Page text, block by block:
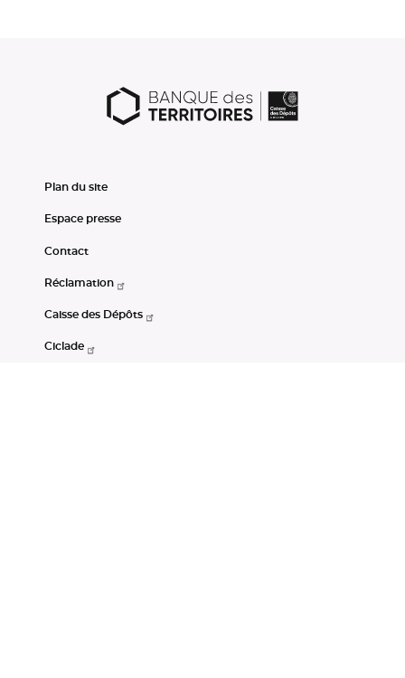
Plan du site
Espace presse
Contact
Réclamation
Caisse des Dépôts
Ciclade